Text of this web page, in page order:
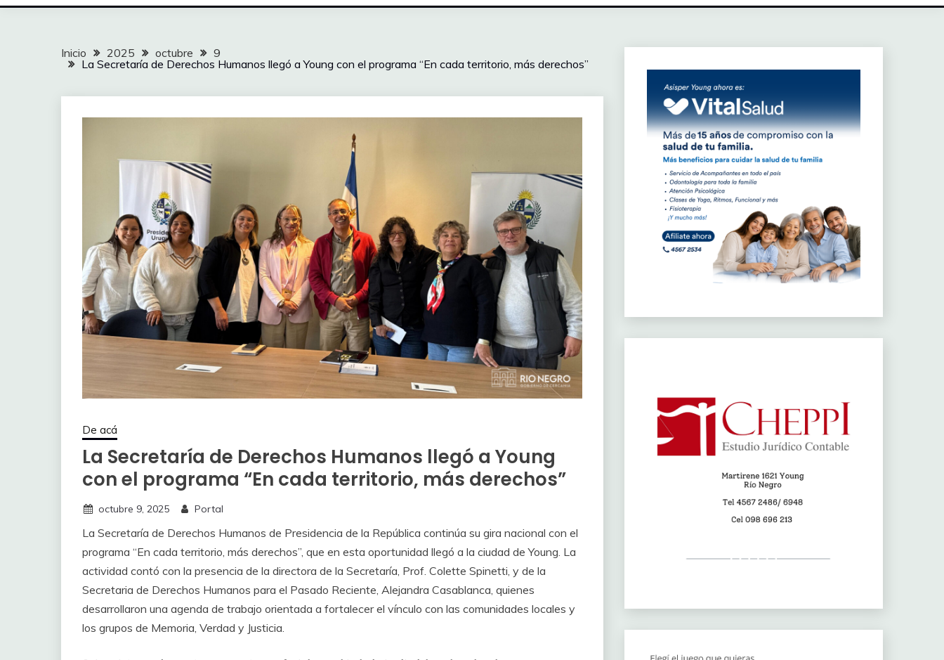
Inicio 2025 octubre
9
La Secretaría de Derechos Humanos llegó a Young con el programa “En cada territorio, más derechos”
De acá
La Secretaría de Derechos Humanos llegó a Young
con el programa “En cada territorio, más derechos”
octubre 9, 2025 Portal
La Secretaría de Derechos Humanos de Presidencia de la República continúa su gira nacional con el
programa “En cada territorio, más derechos”, que en esta oportunidad llegó a la ciudad de Young. La
actividad contó con la presencia de la directora de la Secretaría, Prof. Colette Spinetti, y de la
Secretaria de Derechos Humanos para el Pasado Reciente, Alejandra Casablanca, quienes
desarrollaron una agenda de trabajo orientada a fortalecer el vínculo con las comunidades locales y
los grupos de Memoria, Verdad y Justicia.